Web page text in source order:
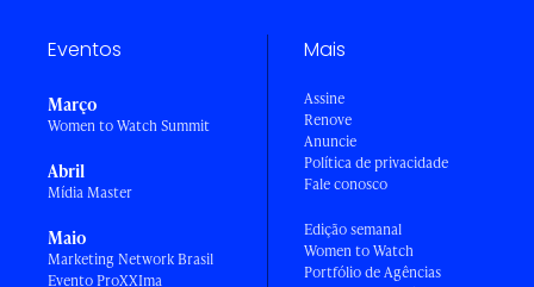
Eventos
Março
Women to Watch Summit
Abril
Mídia Master
Maio
Marketing Network Brasil
Evento ProXXIma
Mais
Assine
Renove
Anuncie
Política de privacidade
Fale conosco
Edição semanal
Women to Watch
Portfólio de Agências